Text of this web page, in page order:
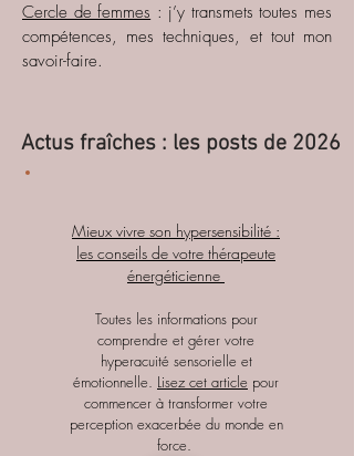
Cercle de femmes : j’y transmets toutes mes
compétences, mes techniques, et tout mon
savoir-faire.
Actus fraîches : les posts de 2026
Mieux vivre son hypersensibilité :
les conseils de votre thérapeute
énergéticienne
Toutes les informations pour
comprendre et gérer votre
hyperacuité sensorielle et
émotionnelle. Lisez cet article pour
commencer à transformer votre
perception exacerbée du monde en
force.